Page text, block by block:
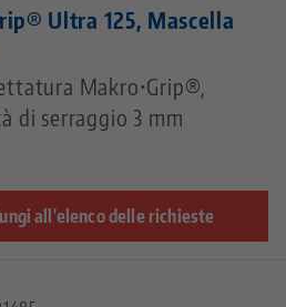
Ultra 125, Mascella
Makro•Grip®,
di serraggio 3 mm
all'elenco delle richieste